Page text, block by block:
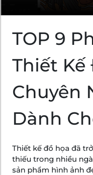
TOP 9
Thiết Kế
Chuyên
Dành
Thiết kế đồ họa đã
thiếu trong nhiều
sản phẩm hình ảnh